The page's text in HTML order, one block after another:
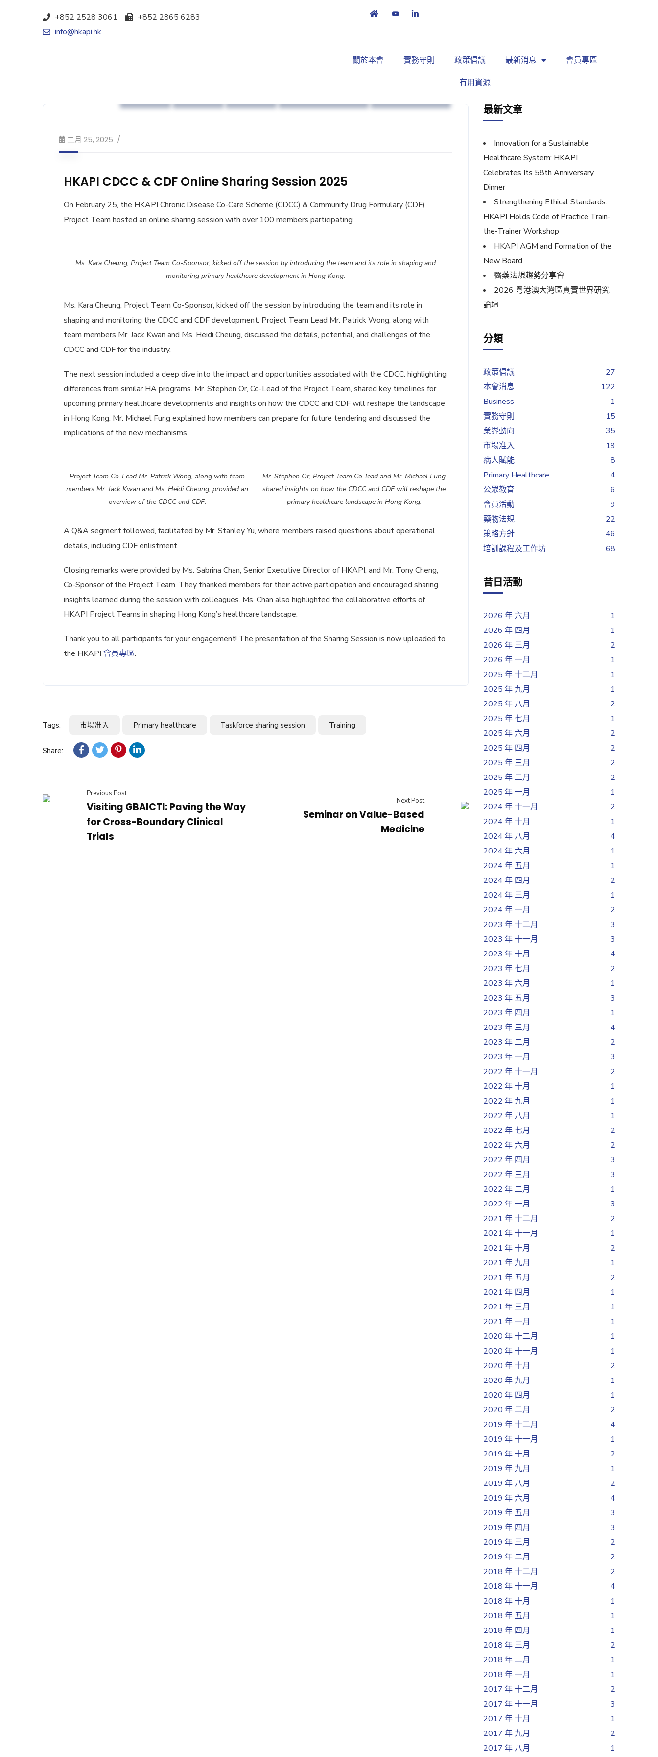
+852 2528 3061
+852 2865 6283
info@hkapi.hk
關於本會 實務守則 政策倡議 最新消息 會員專區
有用資源
二月 25, 2025
HKAPI CDCC & CDF Online Sharing Session 2025
On February 25, the HKAPI Chronic Disease Co-Care Scheme (CDCC) & Community Drug Formulary (CDF)
Project Team hosted an online sharing session with over 100 members participating.
Ms. Kara Cheung, Project Team Co-Sponsor, kicked off the session by introducing the team and its role in shaping and
monitoring primary healthcare development in Hong Kong.
Ms. Kara Cheung, Project Team Co-Sponsor, kicked off the session by introducing the team and its role in
shaping and monitoring the CDCC and CDF development. Project Team Lead Mr. Patrick Wong, along with
team members Mr. Jack Kwan and Ms. Heidi Cheung, discussed the details, potential, and challenges of the
CDCC and CDF for the industry.
The next session included a deep dive into the impact and opportunities associated with the CDCC, highlighting
differences from similar HA programs. Mr. Stephen Or, Co-Lead of the Project Team, shared key timelines for
upcoming primary healthcare developments and insights on how the CDCC and CDF will reshape the landscape
in Hong Kong. Mr. Michael Fung explained how members can prepare for future tendering and discussed the
implications of the new mechanisms.
Project Team Co-Lead Mr. Patrick Wong, along with team
members Mr. Jack Kwan and Ms. Heidi Cheung, provided an
overview of the CDCC and CDF.
Mr. Stephen Or, Project Team Co-lead and Mr. Michael Fung
shared insights on how the CDCC and CDF will reshape the
primary healthcare landscape in Hong Kong.
A Q&A segment followed, facilitated by Mr. Stanley Yu, where members raised questions about operational
details, including CDF enlistment.
Closing remarks were provided by Ms. Sabrina Chan, Senior Executive Director of HKAPI, and Mr. Tony Cheng,
Co-Sponsor of the Project Team. They thanked members for their active participation and encouraged sharing
insights learned during the session with colleagues. Ms. Chan also highlighted the collaborative efforts of
HKAPI Project Teams in shaping Hong Kong’s healthcare landscape.
Thank you to all participants for your engagement! The presentation of the Sharing Session is now uploaded to
the HKAPI 會員專區.
Tags: 市場准入 Primary healthcare Taskforce sharing session Training
Share:
Previous Post
Visiting GBAICTI: Paving the Way
for Cross-Boundary Clinical
Trials
Next Post
Seminar on Value-Based
Medicine
最新文章
Innovation for a Sustainable
Healthcare System: HKAPI
Celebrates Its 58th Anniversary
Dinner
Strengthening Ethical Standards:
HKAPI Holds Code of Practice Train-
the-Trainer Workshop
HKAPI AGM and Formation of the
New Board
醫藥法規趨勢分享會
2026 粵港澳大灣區真實世界研究
論壇
分類
政策倡議
27
本會消息
122
Business
1
實務守則
15
業界動向
35
市場准入
19
病人賦能
8
Primary Healthcare
4
公眾教育
6
會員活動
9
藥物法規
22
策略方針
46
培訓課程及工作坊
68
昔日活動
2026 年 六月
1
2026 年 四月
1
2026 年 三月
2
2026 年 一月
1
2025 年 十二月
1
2025 年 九月
1
2025 年 八月
2
2025 年 七月
1
2025 年 六月
2
2025 年 四月
2
2025 年 三月
2
2025 年 二月
2
2025 年 一月
1
2024 年 十一月
2
2024 年 十月
1
2024 年 八月
4
2024 年 六月
1
2024 年 五月
1
2024 年 四月
2
2024 年 三月
1
2024 年 一月
2
2023 年 十二月
3
2023 年 十一月
3
2023 年 十月
4
2023 年 七月
2
2023 年 六月
1
2023 年 五月
3
2023 年 四月
1
2023 年 三月
4
2023 年 二月
2
2023 年 一月
3
2022 年 十一月
2
2022 年 十月
1
2022 年 九月
1
2022 年 八月
1
2022 年 七月
2
2022 年 六月
2
2022 年 四月
3
2022 年 三月
3
2022 年 二月
1
2022 年 一月
3
2021 年 十二月
2
2021 年 十一月
1
2021 年 十月
2
2021 年 九月
1
2021 年 五月
2
2021 年 四月
1
2021 年 三月
1
2021 年 一月
1
2020 年 十二月
1
2020 年 十一月
1
2020 年 十月
2
2020 年 九月
1
2020 年 四月
1
2020 年 二月
2
2019 年 十二月
4
2019 年 十一月
1
2019 年 十月
2
2019 年 九月
1
2019 年 八月
2
2019 年 六月
4
2019 年 五月
3
2019 年 四月
3
2019 年 三月
2
2019 年 二月
2
2018 年 十二月
2
2018 年 十一月
4
2018 年 十月
1
2018 年 五月
1
2018 年 四月
1
2018 年 三月
2
2018 年 二月
1
2018 年 一月
1
2017 年 十二月
2
2017 年 十一月
3
2017 年 十月
1
2017 年 九月
2
2017 年 八月
1